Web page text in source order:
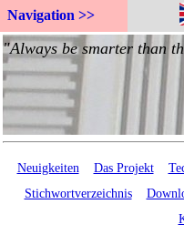
Navigation >>
Neuigkeiten Das Projekt
Stichwortverzeichnis